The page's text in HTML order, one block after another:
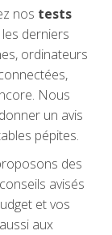
nos tests
derniers
ordinateurs
Nous
un avis
pépites.
des
avisés
et vos
aux